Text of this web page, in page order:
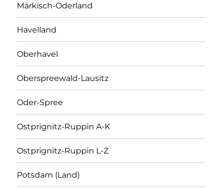
Märkisch-Oderland
Havelland
Oberhavel
Oberspreewald-Lausitz
Oder-Spree
Ostprignitz-Ruppin A-K
Ostprignitz-Ruppin L-Z
Potsdam (Land)